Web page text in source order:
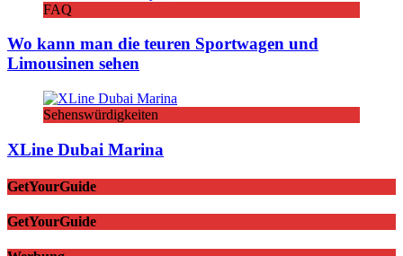
FAQ
Wo kann man die teuren Sportwagen und
Limousinen sehen
Sehenswürdigkeiten
XLine Dubai Marina
GetYourGuide
GetYourGuide